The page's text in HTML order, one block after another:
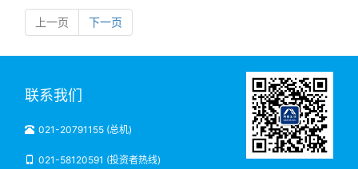
上一页 下一页
联系我们
021-20791155 (总机)
021-58120591 (投资者热线)